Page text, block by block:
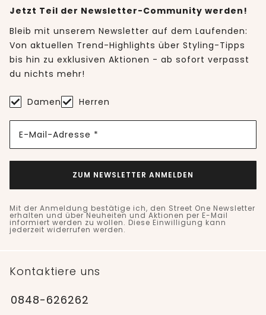
Jetzt Teil der Newsletter-Community werden!
Bleib mit unserem Newsletter auf dem Laufenden:
Von aktuellen Trend-Highlights über Styling-Tipps
bis hin zu exklusiven Aktionen - ab sofort verpasst
du nichts mehr!
Damen Herren
E-Mail-Adresse *
ZUM NEWSLETTER ANMELDEN
Mit der Anmeldung bestätige ich, den Street One Newsletter
erhalten und über Neuheiten und Aktionen per E-Mail
informiert werden zu wollen. Diese Einwilligung kann
jederzeit widerrufen werden.
Kontaktiere uns
0848-626262